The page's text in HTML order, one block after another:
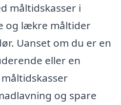
måltidskasser i
og lækre måltider
Uanset om du er en
eller en
og spare